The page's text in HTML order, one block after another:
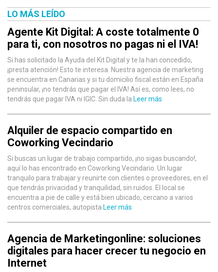
LO MÁS LEÍDO
Agente Kit Digital: A coste totalmente 0
para ti, con nosotros no pagas ni el IVA!
Si has solicitado la Ayuda del Kit Digital y te la han concedido,
¡presta atención! Esto te interesa. Nuestra agencia de marketing
se encuentra en Canarias y si tu domicilio fiscal están en España
peninsular, ¡no tendrás que pagar el IVA! Así es, como lees, no
tendrás que pagar IVA ni IGIC. Sin duda la Leer más
Alquiler de espacio compartido en
Coworking Vecindario
Si buscas un lugar de trabajo compartido, ¡no sigas buscando!,
aquí lo has encontrado en Coworking Vecindario. Un lugar
tranquilo para trabajar y reunirte con clientes o proveedores, en el
que tendrás privacidad y tranquilidad, sin ruidos. El local se
encuentra a pie de calle y está bien ubicado, cercano a varios
centros comerciales, autopista Leer más
Agencia de Marketingonline: soluciones
digitales para hacer crecer tu negocio en
Internet